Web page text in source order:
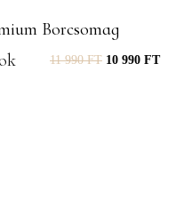
Borcsomag
11 990FT 10 990 FT